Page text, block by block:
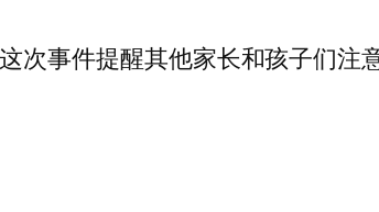
事件提醒其他家长和孩子们注意